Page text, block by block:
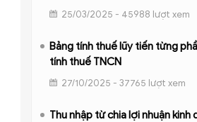
25/03/2025 - 45988 lượt xem
Bảng tính thuế lũy tiến từng
tính thuế TNCN
27/10/2025 - 37765 lượt xem
Thu nhập từ chia lợi nhuận kinh